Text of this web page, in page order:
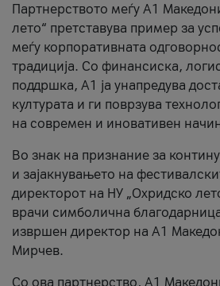
Партнерството меѓу A1
лето“ претставува пример за
меѓу корпоративната
традиција. Со финансиска,
поддршка, A1 ја унапредува
културата и ги поврзува
на современ и иновативен
Во знак на признание за
и зајакнувањето на
директорот на НУ „Охридско
врачи симболична
извршен директор на A1
Мирчев.
Со ова партнерство, A1